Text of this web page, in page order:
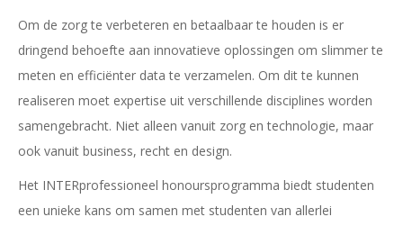
Om de zorg te verbeteren en betaalbaar te houden is er
dringend behoefte aan innovatieve oplossingen om slimmer te
meten en efficiënter data te verzamelen. Om dit te kunnen
realiseren moet expertise uit verschillende disciplines worden
samengebracht. Niet alleen vanuit zorg en technologie, maar
ook vanuit business, recht en design.
Het INTERprofessioneel honoursprogramma biedt studenten
een unieke kans om samen met studenten van allerlei